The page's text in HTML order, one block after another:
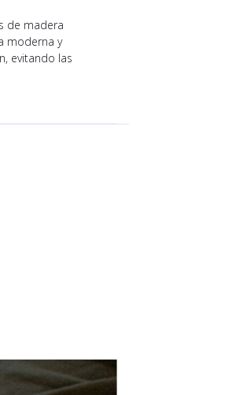
de madera
moderna y
evitando las